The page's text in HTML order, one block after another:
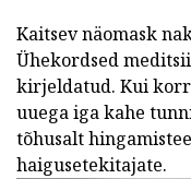
Kaitsev näomask
Ühekordsed
kirjeldatud. Kui
uuega iga kahe
tõhusalt
haigusetekitajate.